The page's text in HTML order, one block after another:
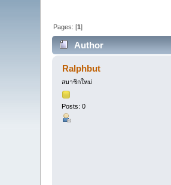
Pages: [1]
Author
Ralphbut
สมาชิกใหม่
Posts: 0